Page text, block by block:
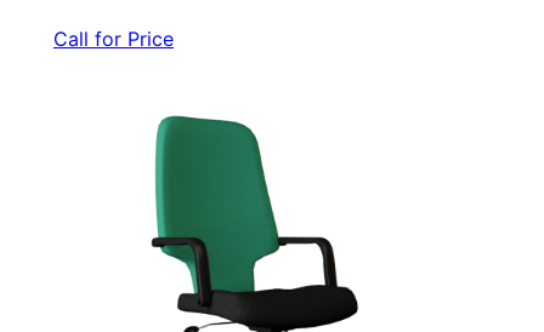
Call for Price